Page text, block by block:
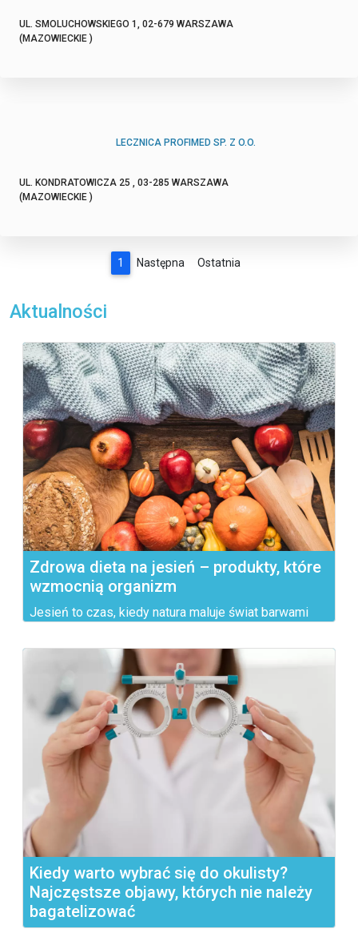
UL. SMOLUCHOWSKIEGO 1, 02-679 WARSZAWA
(MAZOWIECKIE )
LECZNICA PROFIMED SP. Z O.O.
UL. KONDRATOWICZA 25 , 03-285 WARSZAWA
(MAZOWIECKIE )
1 Następna Ostatnia
Aktualności
Zdrowa dieta na jesień – produkty, które
wzmocnią organizm
Jesień to czas, kiedy natura maluje świat barwami
Kiedy warto wybrać się do okulisty?
Najczęstsze objawy, których nie należy
bagatelizować